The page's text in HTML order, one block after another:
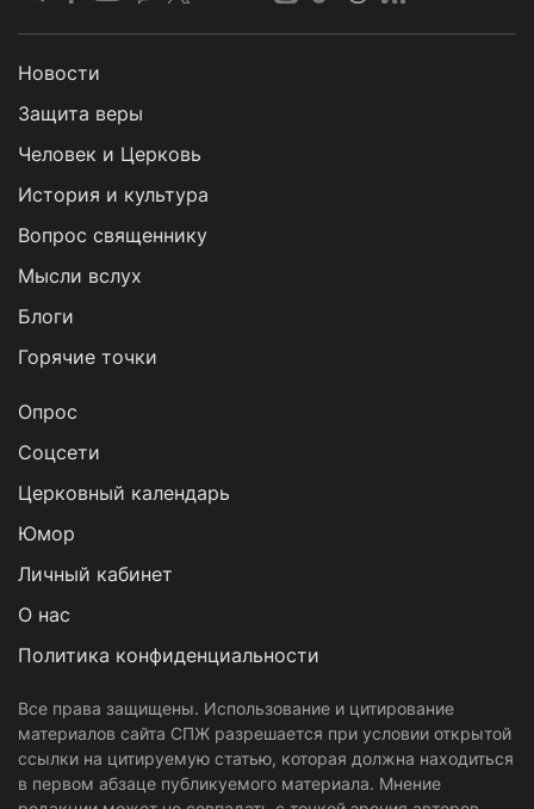
Новости
Защита веры
Человек и Церковь
История и культура
Вопрос священнику
Мысли вслух
Блоги
Горячие точки
Опрос
Cоцсети
Церковный календарь
Юмор
Личный кабинет
О нас
Политика конфиденциальности
Все права защищены. Использование и цитирование
материалов сайта СПЖ разрешается при условии открытой
ссылки на цитируемую статью, которая должна находиться
в первом абзаце публикуемого материала. Мнение